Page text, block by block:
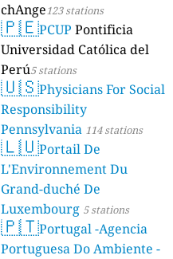
chAnge123 stations
🇵🇪PCUP Pontificia
Universidad Católica del
Perú5 stations
🇺🇸Physicians For Social
Responsibility
Pennsylvania 114 stations
🇱🇺Portail De
L'Environnement Du
Grand-duché De
Luxembourg 5 stations
🇵🇹Portugal -Agencia
Portuguesa Do Ambiente -